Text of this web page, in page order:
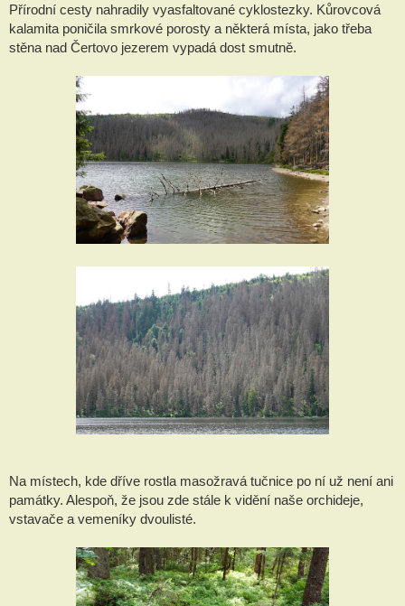
Přírodní cesty nahradily vyasfaltované cyklostezky. Kůrovcová
kalamita poničila smrkové porosty a některá místa, jako třeba
stěna nad Čertovo jezerem vypadá dost smutně.
Na místech, kde dříve rostla masožravá tučnice po ní už není ani
památky. Alespoň, že jsou zde stále k vidění naše orchideje,
vstavače a vemeníky dvoulisté.